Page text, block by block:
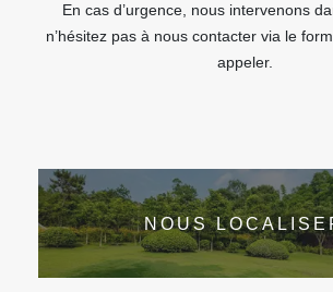
En cas d’urgence, nous intervenons
n’hésitez pas à nous contacter via le
appeler.
NOUS